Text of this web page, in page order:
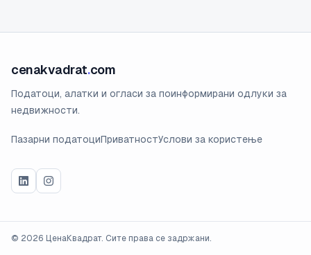
cenakvadrat.com
Податоци, алатки и огласи за поинформирани одлуки за
недвижности.
Пазарни податоциПриватностУслови за користење
© 2026 ЦенаКвадрат. Сите права се задржани.